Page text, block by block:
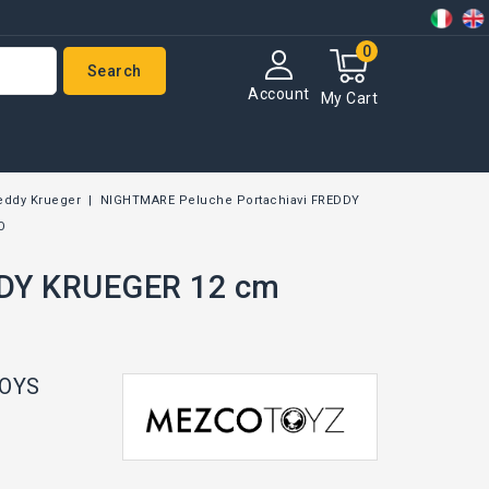
My Cart
0
Account
Search
Krueger
NIGHTMARE Peluche Portachiavi FREDDY
KRUEGER 12 cm